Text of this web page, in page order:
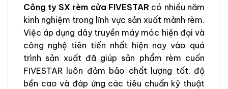
Công ty SX rèm cửa FIVESTAR có nhiều năm
kinh nghiệm trong lĩnh vực sản xuất mành rèm.
Việc áp dụng dây truyền máy móc hiện đại và
công nghệ tiên tiến nhất hiện nay vào quá
trình sản xuất đã giúp sản phẩm rèm cuốn
FIVESTAR luôn đảm bảo chất lượng tốt, độ
bền cao và đáp ứng các tiêu chuẩn kỹ thuật